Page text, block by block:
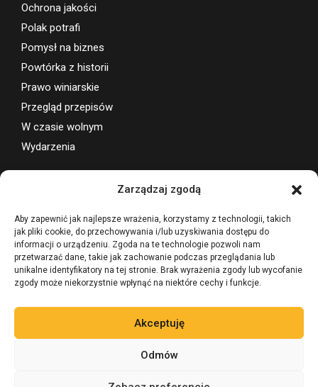
Zarządzaj zgodą
Aby zapewnić jak najlepsze wrażenia, korzystamy z technologii, takich
jak pliki cookie, do przechowywania i/lub uzyskiwania dostępu do
informacji o urządzeniu. Zgoda na te technologie pozwoli nam
przetwarzać dane, takie jak zachowanie podczas przeglądania lub
unikalne identyfikatory na tej stronie. Brak wyrażenia zgody lub wycofanie
zgody może niekorzystnie wpłynąć na niektóre cechy i funkcje.
Akceptuję
Odmów
Ochrona jakości
Polak potrafi
Pomysł na biznes
Powtórka z historii
Prawo winiarskie
Przegląd przepisów
W czasie wolnym
Wydarzenia